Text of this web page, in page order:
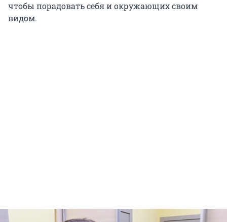
чтобы порадовать себя и окружающих своим
видом.